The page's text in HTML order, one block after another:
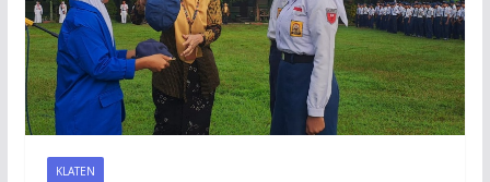
KLATEN